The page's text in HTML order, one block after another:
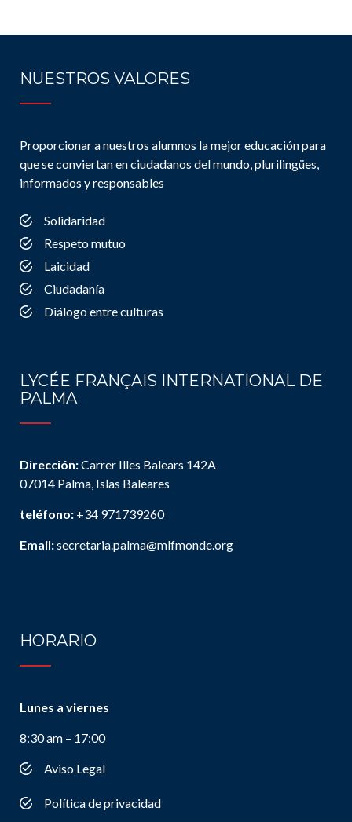
NUESTROS VALORES
Proporcionar a nuestros alumnos la mejor educación para
que se conviertan en ciudadanos del mundo, plurilingües,
informados y responsables
Solidaridad
Respeto mutuo
Laicidad
Ciudadanía
Diálogo entre culturas
LYCÉE FRANÇAIS INTERNATIONAL DE
PALMA
Dirección:Carrer Illes Balears 142A
07014 Palma, Islas Baleares
teléfono: +34 971739260
Email:secretaria.palma@mlfmonde.org
HORARIO
Lunes a viernes
8:30 am – 17:00
Aviso Legal
Política de privacidad